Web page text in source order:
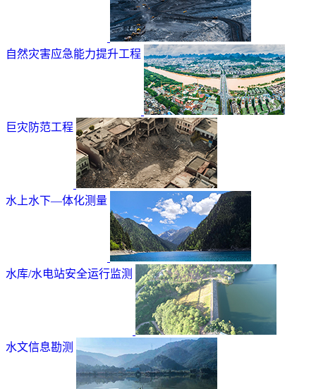
自然灾害应急能力提升工程
巨灾防范工程
水上水下—体化测量
水库/水电站安全运行监测
水文信息勘测